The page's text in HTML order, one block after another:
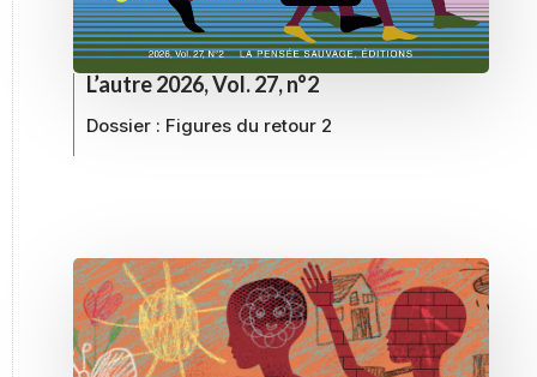
L’autre 2026, Vol. 27, n°2
Dossier : Figures du retour 2